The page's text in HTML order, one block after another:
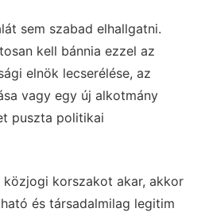
sem szabad elhallgatni.
kell bánnia ezzel az
elnök lecserélése, az
vagy egy új alkotmány
puszta politikai
közjogi korszakot akar, akkor
és társadalmilag legitim